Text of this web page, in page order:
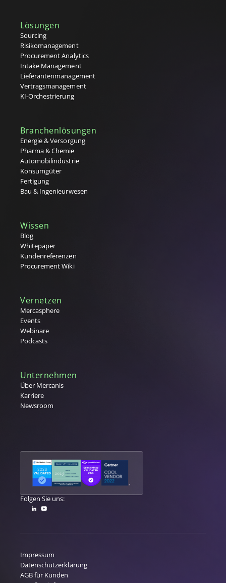
Lösungen
Sourcing
Risikomanagement
Procurement Analytics
Intake Management
Lieferantenmanagement
Vertragsmanagement
KI-Orchestrierung
Branchenlösungen
Energie & Versorgung
Pharma & Chemie
Automobilindustrie
Konsumgüter
Fertigung
Bau & Ingenieurwesen
Wissen
Blog
Whitepaper
Kundenreferenzen
Procurement Wiki
Vernetzen
Mercasphere
Events
Webinare
Podcasts
Unternehmen
Über Mercanis
Karriere
Newsroom
Folgen Sie uns:
Impressum
Datenschutzerklärung
AGB für Kunden